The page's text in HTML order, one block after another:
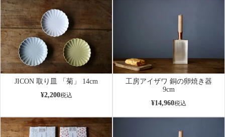
JICON 取り皿 「菊」 14cm
¥2,200税込
工房アイザワ 銅の卵焼き器
9cm
¥14,960税込